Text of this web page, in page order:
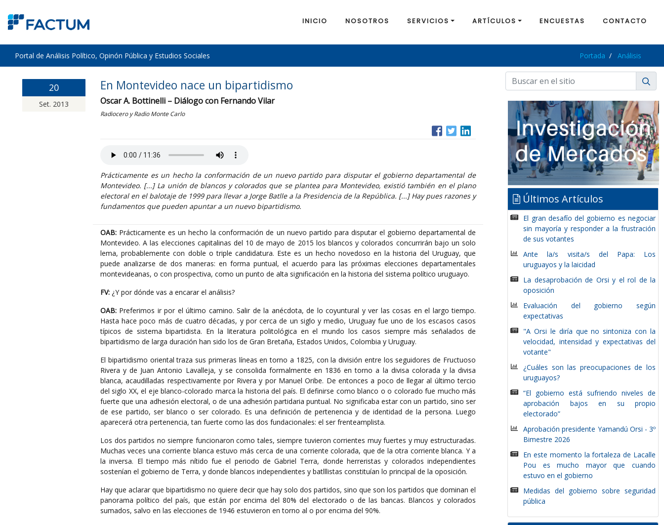
INICIO NOSOTROS SERVICIOS ARTÍCULOS ENCUESTAS CONTACTO
Portal de Análisis Político, Opinón Pública y Estudios Sociales Portada Análisis
20
Set. 2013
En Montevideo nace un bipartidismo
Oscar A. Bottinelli – Diálogo con Fernando Vilar
Radiocero y Radio Monte Carlo
Prácticamente es un hecho la conformación de un nuevo partido para disputar el gobierno departamental de
Montevideo. [...] La unión de blancos y colorados que se plantea para Montevideo, existió también en el plano
electoral en el balotaje de 1999 para llevar a Jorge Batlle a la Presidencia de la República. [...] Hay pues razones y
fundamentos que pueden apuntar a un nuevo bipartidismo.
OAB: Prácticamente es un hecho la conformación de un nuevo partido para disputar el gobierno departamental de
Montevideo. A las elecciones capitalinas del 10 de mayo de 2015 los blancos y colorados concurrirán bajo un solo
lema, probablemente con doble o triple candidatura. Este es un hecho novedoso en la historia del Uruguay, que
puede analizarse de dos maneras: en forma puntual, el acuerdo para las próximas elecciones departamentales
montevideanas, o con prospectiva, como un punto de alta significación en la historia del sistema político uruguayo.
FV: ¿Y por dónde vas a encarar el análisis?
OAB: Preferimos ir por el último camino. Salir de la anécdota, de lo coyuntural y ver las cosas en el largo tiempo.
Hasta hace poco más de cuatro décadas, y por cerca de un siglo y medio, Uruguay fue uno de los escasos casos
típicos de sistema bipartidista. En la literatura politológica en el mundo los casos siempre más señalados de
bipartidismo de larga duración han sido los de Gran Bretaña, Estados Unidos, Colombia y Uruguay.
El bipartidismo oriental traza sus primeras líneas en torno a 1825, con la división entre los seguidores de Fructuoso
Rivera y de Juan Antonio Lavalleja, y se consolida formalmente en 1836 en torno a la divisa colorada y la divisa
blanca, acaudilladas respectivamente por Rivera y por Manuel Oribe. De entonces a poco de llegar al último tercio
del siglo XX, el eje blanco-colorado marca la historia del país. El definirse como blanco o o colorado fue mucho más
fuerte que una adhesión electoral, o de una adhesión partidaria puntual. No significaba estar con un partido, sino ser
de ese partido, ser blanco o ser colorado. Es una definición de pertenencia y de identidad de la persona. Luego
aparecerá otra pertenencia, tan fuerte como las dos fundacionales: el ser frenteamplista.
Los dos partidos no siempre funcionaron como tales, siempre tuvieron corrientes muy fuertes y muy estructuradas.
Muchas veces una corriente blanca estuvo más cerca de una corriente colorada, que de la otra corriente blanca. Y a
la inversa. El tiempo más nítido fue el periodo de Gabriel Terra, donde herreristas y colorados independientes
sostenían el gobierno de Terra, y donde blancos independientes y batlllistas constituían lo principal de la oposición.
Hay que aclarar que bipartidismo no quiere decir que hay solo dos partidos, sino que son los partidos que dominan el
panorama político del país, que están por encima del 80% del electorado o de las bancas. Blancos y colorados
sumados, salvo en las elecciones de 1946 estuvieron en torno al o por encima del 90%.
Últimos Artículos
El gran desafío del gobierno es negociar
sin mayoría y responder a la frustración
de sus votantes
Ante la/s visita/s del Papa: Los
uruguayos y la laicidad
La desaprobación de Orsi y el rol de la
oposición
Evaluación del gobierno según
expectativas
"A Orsi le diría que no sintoniza con la
velocidad, intensidad y expectativas del
votante"
¿Cuáles son las preocupaciones de los
uruguayos?
“El gobierno está sufriendo niveles de
aprobación bajos en su propio
electorado”
Aprobación presidente Yamandú Orsi - 3º
Bimestre 2026
En este momento la fortaleza de Lacalle
Pou es mucho mayor que cuando
estuvo en el gobierno
Medidas del gobierno sobre seguridad
pública